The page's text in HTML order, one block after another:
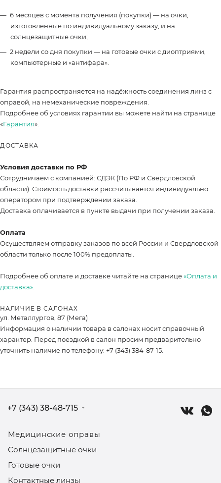
6 месяцев с момента получения (покупки) — на очки,
изготовленные по индивидуальному заказу, и на
солнцезащитные очки;
2 недели со дня покупки — на готовые очки с диоптриями,
компьютерные и «антифара».
Гарантия распространяется на надёжность соединения линз с
оправой, на немеханические повреждения.
Подробнее об условиях гарантии вы можете найти на странице
«Гарантия».
ДОСТАВКА
Условия доставки по РФ
Сотрудничаем с компанией: СДЭК (По РФ и Свердловской
области). Стоимость доставки рассчитывается индивидуально
оператором при подтверждении заказа.
Доставка оплачивается в пункте выдачи при получении заказа.
Оплата
Осуществляем отправку заказов по всей России и Свердловской
области только после 100% предоплаты.
Подробнее об оплате и доставке читайте на странице«Оплата и
доставка».
НАЛИЧИЕ В САЛОНАХ
ул. Металлургов, 87 (Мега)
Информация о наличии товара в салонах носит справочный
характер. Перед поездкой в салон просим предварительно
уточнить наличие по телефону: +7 (343) 384-87-15.
Медицинские оправы
Солнцезащитные очки
Готовые очки
Контактные линзы
+7 (343) 38-48-715